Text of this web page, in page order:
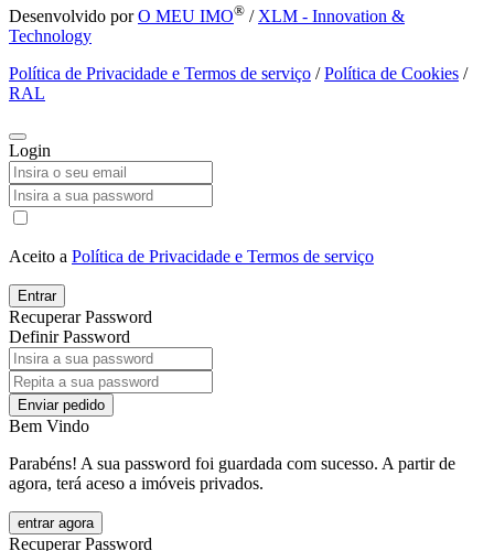
Desenvolvido porO MEU IMO® / XLM - Innovation &
Technology
Política de Privacidade e Termos de serviço /Política de Cookies /
RAL
Login
Aceito a Política de Privacidade e Termos de serviço
Entrar
Recuperar Password
Definir Password
Enviar pedido
Bem Vindo
Parabéns! A sua password foi guardada com sucesso. A partir de
agora, terá aceso a imóveis privados.
entrar agora
Recuperar Password